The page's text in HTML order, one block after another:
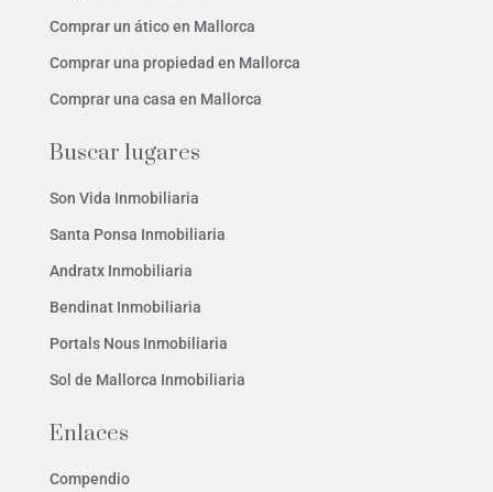
Comprar un ático en Mallorca
Comprar una propiedad en Mallorca
Comprar una casa en Mallorca
Buscar lugares
Son Vida Inmobiliaria
Santa Ponsa Inmobiliaria
Andratx Inmobiliaria
Bendinat Inmobiliaria
Portals Nous Inmobiliaria
Sol de Mallorca Inmobiliaria
Enlaces
Compendio